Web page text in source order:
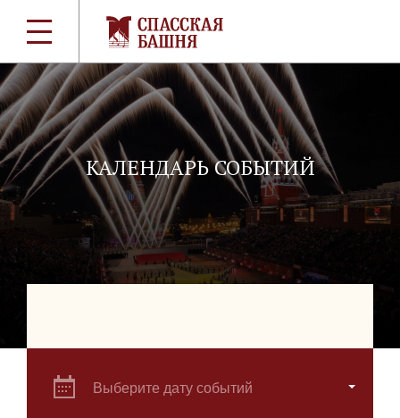
КАЛЕНДАРЬ СОБЫТИЙ
Выберите дату событий